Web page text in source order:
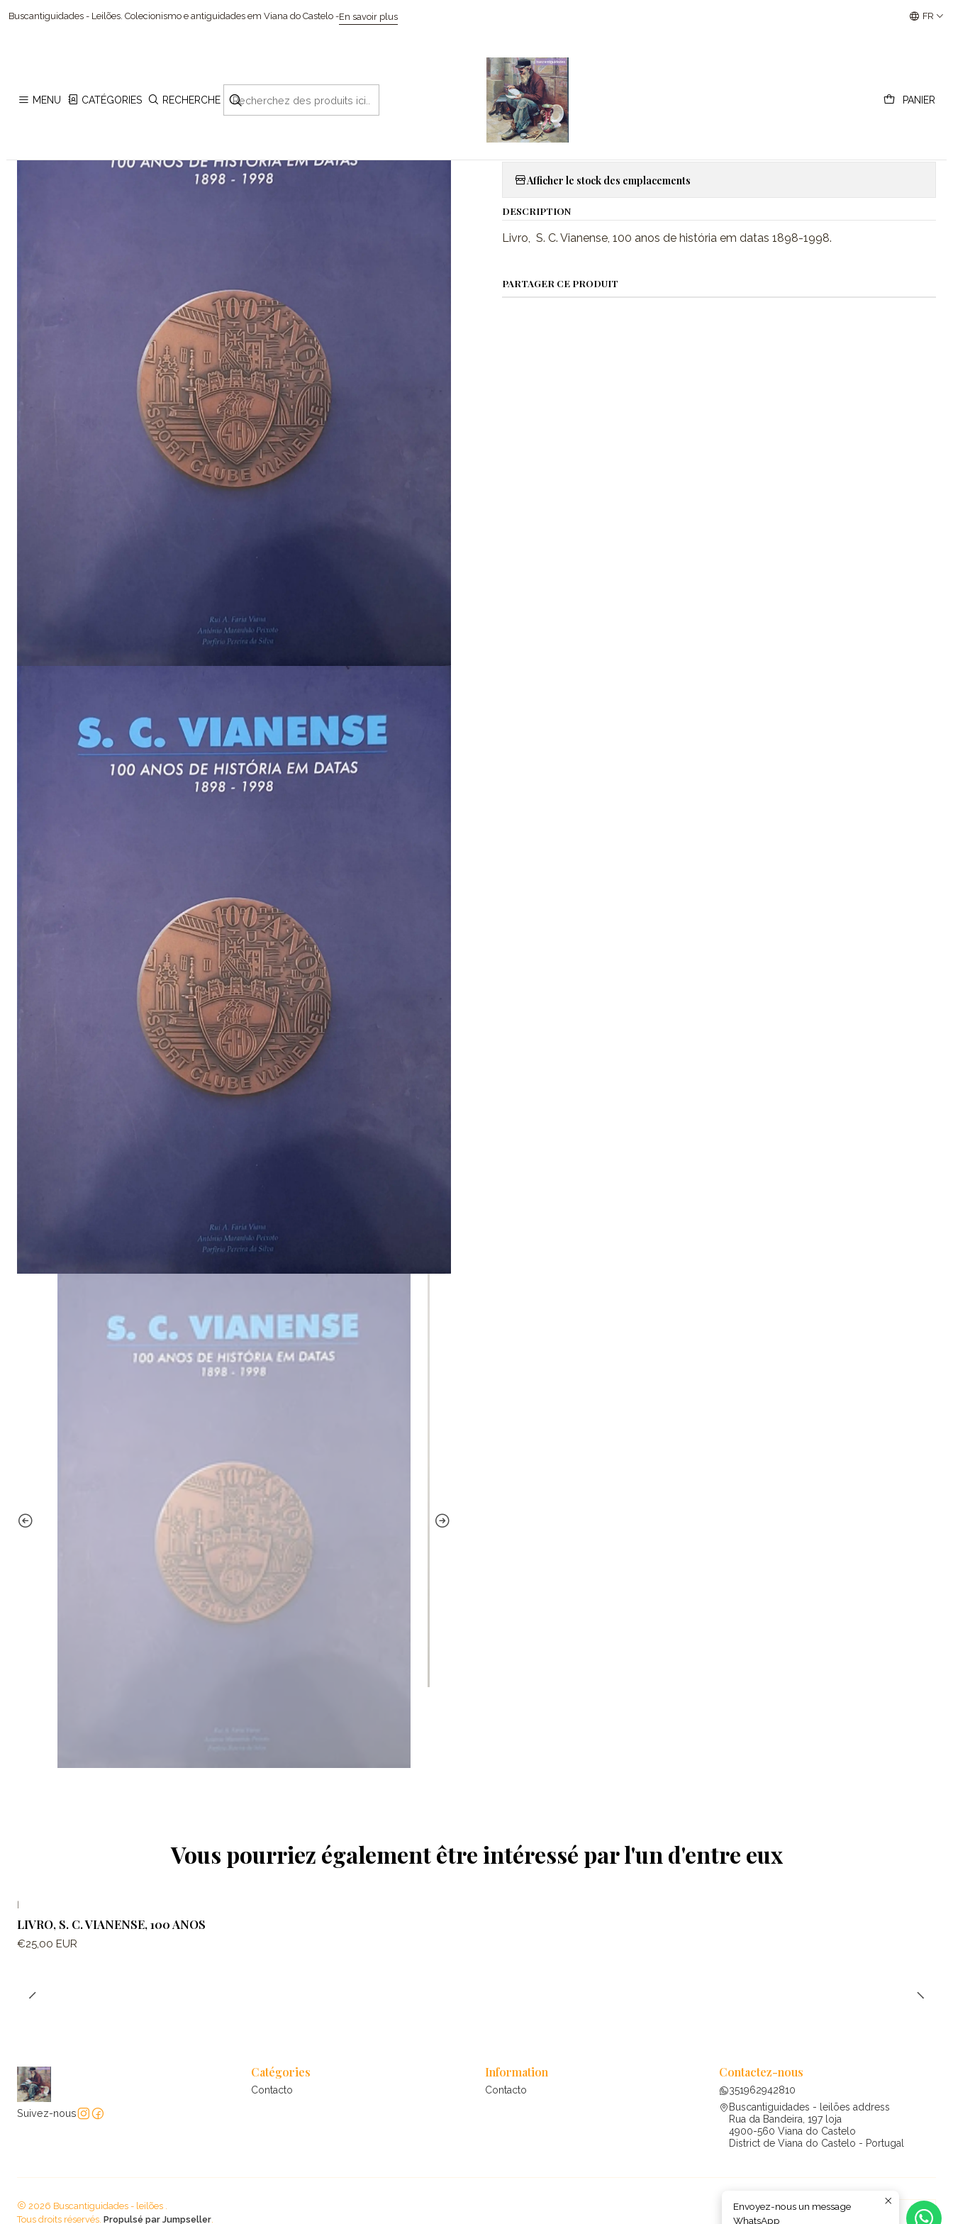
MENU CATÉGORIES RECHERCHE PANIER
Buscantiguidades - Leilões. Colecionismo e antiguidades em Viana do Castelo -En savoir plus Buscantiguidades - Leilões Colecionismo e FR
Accueil Coleccionismo / Memorabilia
Livro, S. C. VIANENSE, 100 anos de
história em datas 1898-1998
Quantité
Afficher le stock des emplacements
DESCRIPTION
Livro, S. C. Vianense, 100 anos de história em datas 1898-1998.
PARTAGER CE PRODUIT
Vous pourriez également être intéressé par l'un d'entre eux
|
LIVRO, S. C. VIANENSE, 100 ANOS
€25,00 EUR
Suivez-nous
Catégories
Contacto
Information
Contacto
Contactez-nous
351962942810
Buscantiguidades - leilões address
Rua da Bandeira, 197 loja
4900-560 Viana do Castelo
District de Viana do Castelo - Portugal
2026 Buscantiguidades - leilões .
Tous droits réservés. Propulsé par Jumpseller
Envoyez-nous un message
WhatsApp